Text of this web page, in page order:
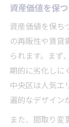
資産価値を保
資産価値を保ち
の再販性や賃貸
られます。まず
期的に劣化しに
中央区は人気エ
遍的なデザイン
また、間取り変